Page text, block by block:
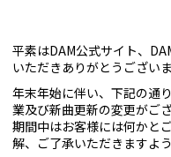
平素はDAM公式サイト、
いただきありがとうございま
年末年始に伴い、下記の通
業及び新曲更新の変更がござ
期間中はお客様には何かと
解、ご了承いただきますよ